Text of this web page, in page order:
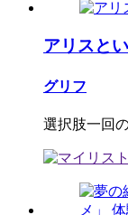
アリスと
グリフ
選択肢一回